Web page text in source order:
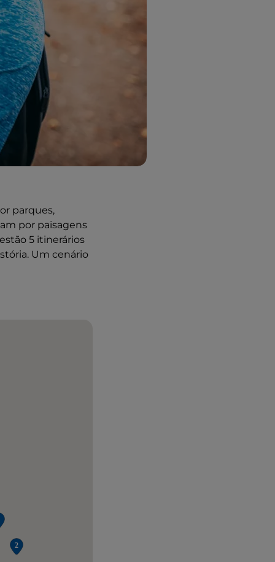
parques,
por paisagens
5 itinerários
Um cenário